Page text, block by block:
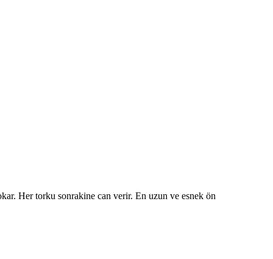
Her torku sonrakine can verir. En uzun ve esnek ön